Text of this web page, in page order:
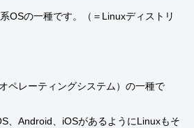
OSの一種です。（＝Linuxディストリ
ペレーティングシステム）の一種で
、Android、iOSがあるようにLinuxもそ